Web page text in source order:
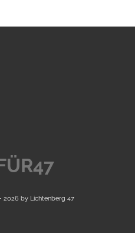
2026 by Lichtenberg 47